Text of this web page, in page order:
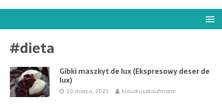
#dieta
Gibki maszkyt de lux (Ekspresowy deser de
lux)
10 marca, 2021 klaudiuszkaufmann